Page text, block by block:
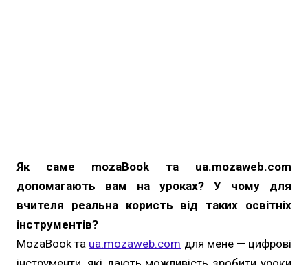
Як саме mozaBook та ua.mozaweb.com
допомагають вам на уроках? У чому для
вчителя реальна користь від таких освітніх
інструментів?
MozaBook та ua.mozaweb.com для мене — цифрові